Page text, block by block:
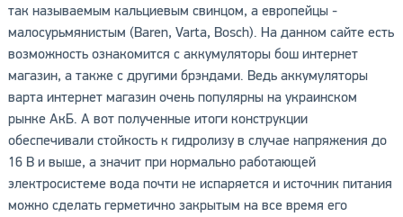
так называемым кальциевым свинцом, а европейцы -
малосурьмянистым (Baren, Varta, Bosch). На данном сайте есть
возможность ознакомится с аккумуляторы бош интернет
магазин, а также с другими брэндами. Ведь аккумуляторы
варта интернет магазин очень популярны на украинском
рынке АкБ. А вот полученные итоги конструкции
обеспечивали стойкость к гидролизу в случае напряжения до
16 В и выше, а значит при нормально работающей
электросистеме вода почти не испаряется и источник питания
можно сделать герметично закрытым на все время его